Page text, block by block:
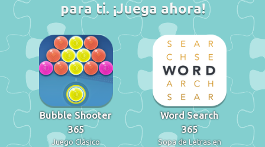
para ti. ¡Juega ahora!
Bubble Shooter
365
Juego Clásico
Word Search
365
Sopa de Letras en